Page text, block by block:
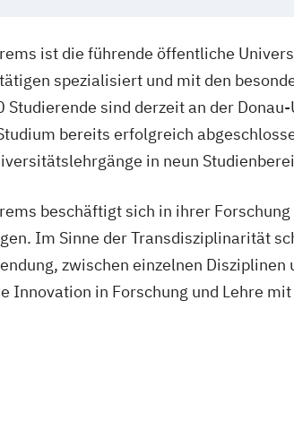
ist die führende öffentliche
spezialisiert und mit den
sind derzeit an der
bereits erfolgreich
in neun
beschäftigt sich in ihrer
Im Sinne der Transdisziplinarität
zwischen einzelnen Disziplinen
Innovation in Forschung und Lehre